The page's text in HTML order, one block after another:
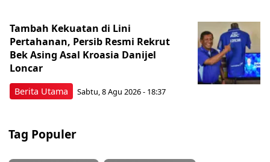
Berita Utama
Tambah Kekuatan di Lini
Pertahanan, Persib Resmi Rekrut
Bek Asing Asal Kroasia Danijel
Loncar
Sabtu, 8 Agu 2026 - 18:37
Tag Populer